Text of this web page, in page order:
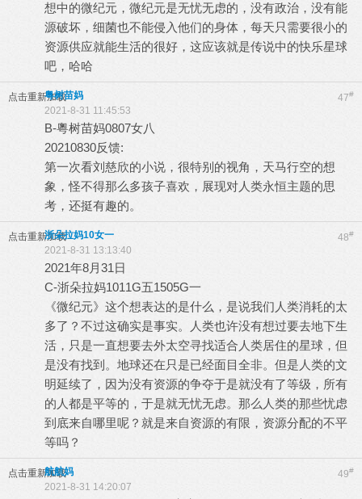
想中的微纪元，微纪元是无忧无虑的，没有政治，没有能
源破坏，细菌也不能侵入他们的身体，每天只需要很小的
资源供应就能生活的很好，这应该就是传说中的快乐星球
吧，哈哈
点击重新加载 47#
粤树苗妈
2021-8-31 11:45:53
B-粵树苗妈0807女八
20210830反馈:
第一次看刘慈欣的小说，很特别的视角，天马行空的想
象，怪不得那么多孩子喜欢，展现对人类永恒主题的思
考，还挺有趣的。
点击重新加载 48#
浙朵拉妈10女一
2021-8-31 13:13:40
2021年8月31日
C-浙朵拉妈1011G五1505G一
《微纪元》这个想表达的是什么，是说我们人类消耗的太
多了？不过这确实是事实。人类也许没有想过要去地下生
活，只是一直想要去外太空寻找适合人类居住的星球，但
是没有找到。地球还在只是已经面目全非。但是人类的文
明延续了，因为没有资源的争夺于是就没有了等级，所有
的人都是平等的，于是就无忧无虑。那么人类的那些忧虑
到底来自哪里呢？就是来自资源的有限，资源分配的不平
等吗？
点击重新加载 49#
航航妈
2021-8-31 14:20:07